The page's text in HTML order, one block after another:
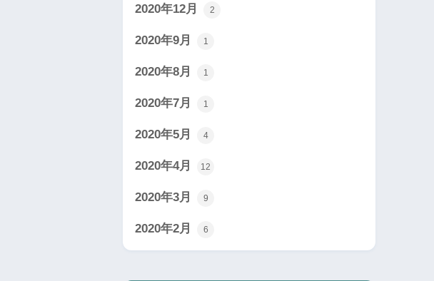
2020年12月 2
2020年9月 1
2020年8月 1
2020年7月 1
2020年5月 4
2020年4月 12
2020年3月 9
2020年2月 6